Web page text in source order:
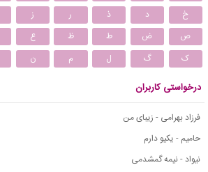
خ
د ذ ر ز
ص
ض ط ظ ع
ک
گ ل م ن
درخواستی کاربران
فرزاد بهرامی - زیبای من
حامیم - یکیو دارم
نیواد - نیمه گمشدمی